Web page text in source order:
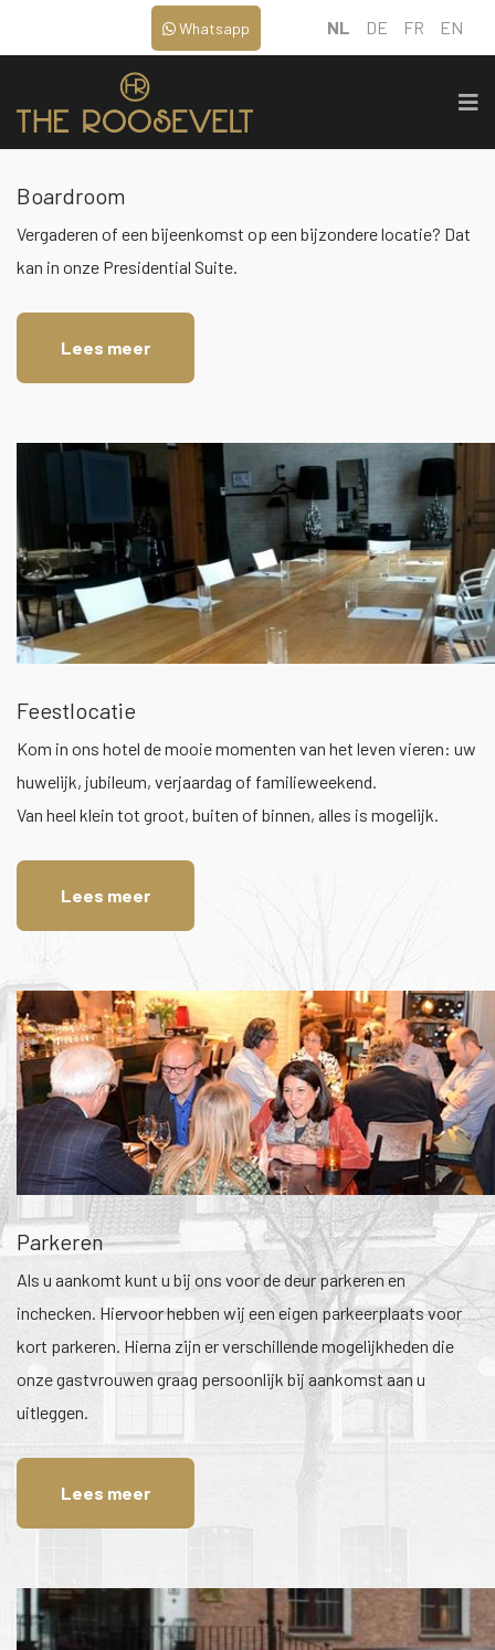
NL DE FR EN
Whatsapp
Boardroom
Vergaderen of een bijeenkomst op een bijzondere locatie? Dat
kan in onze Presidential Suite.
Lees meer
Feestlocatie
Kom in ons hotel de mooie momenten van het leven vieren: uw
huwelijk, jubileum, verjaardag of familieweekend.
Van heel klein tot groot, buiten of binnen, alles is mogelijk.
Lees meer
Parkeren
Als u aankomt kunt u bij ons voor de deur parkeren en
inchecken. Hiervoor hebben wij een eigen parkeerplaats voor
kort parkeren. Hierna zijn er verschillende mogelijkheden die
onze gastvrouwen graag persoonlijk bij aankomst aan u
uitleggen.
Lees meer